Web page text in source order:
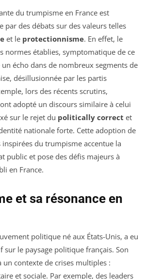
du trumpisme en France est
par des débats sur des valeurs telles
et le protectionnisme. En effet, le
normes établies, symptomatique de ce
écho dans de nombreux segments de
désillusionnée par les partis
lors des récents scrutins,
adopté un discours similaire à celui
sur le rejet du politically correct et
nationale forte. Cette adoption de
du trumpisme accentue la
public et pose des défis majeurs à
en France.
et sa résonance en
politique né aux États-Unis, a eu
sur le paysage politique français. Son
un contexte de crises multiples :
et sociale. Par exemple, des leaders